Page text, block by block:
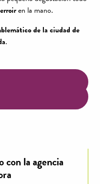
en la mano.
de la ciudad de
.
con la agencia